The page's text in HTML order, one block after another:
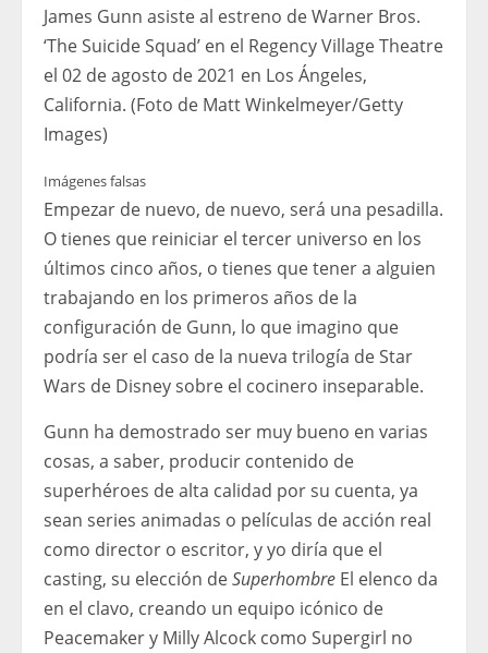
James Gunn asiste al estreno de Warner Bros.
‘The Suicide Squad’ en el Regency Village Theatre
el 02 de agosto de 2021 en Los Ángeles,
California. (Foto de Matt Winkelmeyer/Getty
Images)
Imágenes falsas
Empezar de nuevo, de nuevo, será una pesadilla.
O tienes que reiniciar el tercer universo en los
últimos cinco años, o tienes que tener a alguien
trabajando en los primeros años de la
configuración de Gunn, lo que imagino que
podría ser el caso de la nueva trilogía de Star
Wars de Disney sobre el cocinero inseparable.
Gunn ha demostrado ser muy bueno en varias
cosas, a saber, producir contenido de
superhéroes de alta calidad por su cuenta, ya
sean series animadas o películas de acción real
como director o escritor, y yo diría que el
casting, su elección deSuperhombre El elenco da
en el clavo, creando un equipo icónico de
Peacemaker y Milly Alcock como Supergirl no